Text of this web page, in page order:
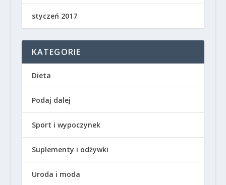
styczeń 2017
KATEGORIE
Dieta
Podaj dalej
Sport i wypoczynek
Suplementy i odżywki
Uroda i moda